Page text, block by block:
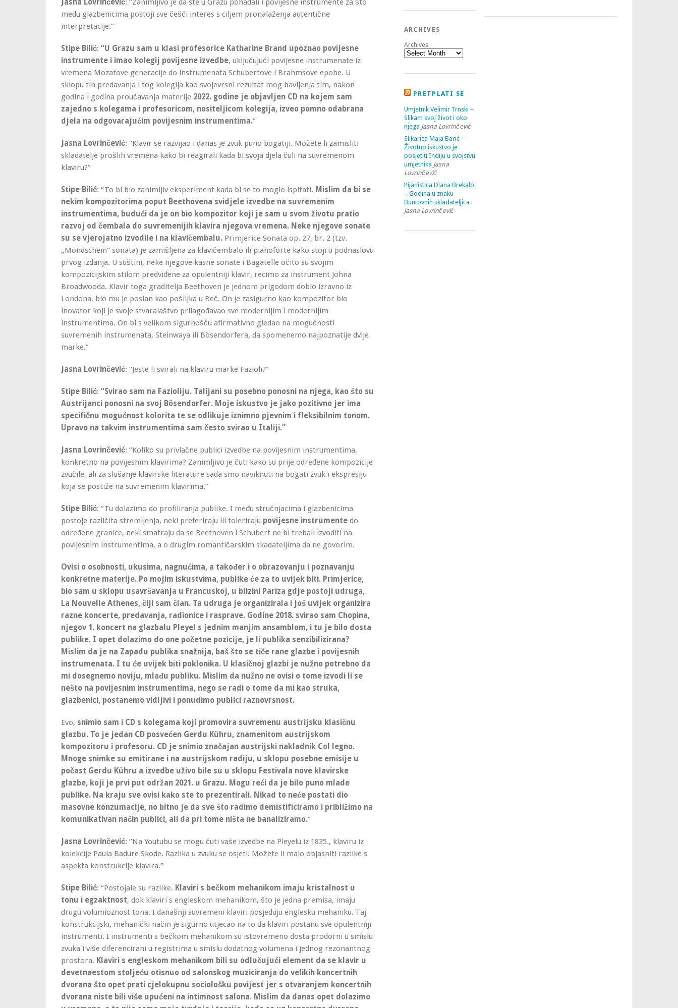
Jasna Lovrinčević: “Zanimljivo je da ste u Grazu pohađali i povijesne instrumente za što
među glazbenicima postoji sve češći interes s ciljem pronalaženja autentične
interpretacije.”
Stipe Bilić: “U Grazu sam u klasi profesorice Katharine Brand upoznao povijesne
instrumente i imao kolegij povijesne izvedbe, uključujući povijesne instrumenate iz
vremena Mozatove generacije do instrumenata Schubertove i Brahmsove epohe. U
sklopu tih predavanja i tog kolegija kao svojevrsni rezultat mog bavljenja tim, nakon
godina i godina proučavanja materije 2022. godine je objavljen CD na kojem sam
zajedno s kolegama i profesoricom, nositeljicom kolegija, izveo pomno odabrana
djela na odgovarajućim povijesnim instrumentima.”
Jasna Lovrinčević: “Klavir se razvijao i danas je zvuk puno bogatiji. Možete li zamisliti
skladatelje prošlih vremena kako bi reagirali kada bi svoja djela čuli na suvremenom
klaviru?”
Stipe Bilić: “To bi bio zanimljiv eksperiment kada bi se to moglo ispitati. Mislim da bi se
nekim kompozitorima poput Beethovena svidjele izvedbe na suvremenim
instrumentima, budući da je on bio kompozitor koji je sam u svom životu pratio
razvoj od čembala do suvremenijih klavira njegova vremena. Neke njegove sonate
su se vjerojatno izvodile i na klavičembalu. Primjerice Sonata op. 27, br. 2 (tzv.
„Mondschein“ sonata) je zamišljena za klavičembalo ili pianoforte kako stoji u podnaslovu
prvog izdanja. U suštini, neke njegove kasne sonate i Bagatelle očito su svojim
kompozicijskim stilom predviđene za opulentniji klavir, recimo za instrument Johna
Broadwooda. Klavir toga graditelja Beethoven je jednom prigodom dobio izravno iz
Londona, bio mu je poslan kao pošiljka u Beč. On je zasigurno kao kompozitor bio
inovator koji je svoje stvaralaštvo prilagođavao sve modernijim i modernijim
instrumentima. On bi s velikom sigurnošću afirmativno gledao na mogućnosti
suvremenih instrumenata, Steinwaya ili Bösendorfera, da spomenemo najpoznatije dvije
marke.”
Jasna Lovrinčević: “Jeste li svirali na klaviru marke Fazioli?”
Stipe Bilić: “Svirao sam na Fazioliju. Talijani su posebno ponosni na njega, kao što su
Austrijanci ponosni na svoj Bösendorfer. Moje iskustvo je jako pozitivno jer ima
specifičnu mogućnost kolorita te se odlikuje iznimno pjevnim i fleksibilnim tonom.
Upravo na takvim instrumentima sam često svirao u Italiji.”
Jasna Lovrinčević: “Koliko su privlačne publici izvedbe na povijesnim instrumentima,
konkretno na povijesnim klavirima? Zanimljivo je čuti kako su prije određene kompozicije
zvučile, ali za slušanje klavirske literature sada smo naviknuti na bogati zvuk i ekspresiju
koja se postiže na suvremenim klavirima.”
Stipe Bilić: “Tu dolazimo do profiliranja publike. I među stručnjacima i glazbenicima
postoje različita stremljenja, neki preferiraju ili toleriraju povijesne instrumente do
određene granice, neki smatraju da se Beethoven i Schubert ne bi trebali izvoditi na
povijesnim instrumentima, a o drugim romantičarskim skadateljima da ne govorim.
Ovisi o osobnosti, ukusima, nagnućima, a također i o obrazovanju i poznavanju
konkretne materije. Po mojim iskustvima, publike će za to uvijek biti. Primjerice,
bio sam u sklopu usavršavanja u Francuskoj, u blizini Pariza gdje postoji udruga,
La Nouvelle Athenes, čiji sam član. Ta udruga je organizirala i još uvijek organizira
razne koncerte, predavanja, radionice i rasprave. Godine 2018. svirao sam Chopina,
njegov 1. koncert na glazbalu Pleyel s jednim manjim ansamblom, i tu je bilo dosta
publike. I opet dolazimo do one početne pozicije, je li publika senzibilizirana?
Mislim da je na Zapadu publika snažnija, baš što se tiče rane glazbe i povijesnih
instrumenata. I tu će uvijek biti poklonika. U klasičnoj glazbi je nužno potrebno da
mi dosegnemo noviju, mlađu publiku. Mislim da nužno ne ovisi o tome izvodi li se
nešto na povijesnim instrumentima, nego se radi o tome da mi kao struka,
glazbenici, postanemo vidljivi i ponudimo publici raznovrsnost.
Evo, snimio sam i CD s kolegama koji promovira suvremenu austrijsku klasičnu
glazbu. To je jedan CD posvećen Gerdu Kühru, znamenitom austrijskom
kompozitoru i profesoru. CD je snimio značajan austrijski nakladnik Col legno.
Mnoge snimke su emitirane i na austrijskom radiju, u sklopu posebne emisije u
počast Gerdu Kühru a izvedbe uživo bile su u sklopu Festivala nove klavirske
glazbe, koji je prvi put održan 2021. u Grazu. Mogu reći da je bilo puno mlade
publike. Na kraju sve ovisi kako ste to prezentirali. Nikad to neće postati dio
masovne konzumacije, no bitno je da sve što radimo demistificiramo i približimo na
komunikativan način publici, ali da pri tome ništa ne banaliziramo.”
Jasna Lovrinčević: “Na Youtubu se mogu čuti vaše izvedbe na Pleyelu iz 1835., klaviru iz
kolekcije Paula Badure Skode. Razlika u zvuku se osjeti. Možete li malo objasniti razlike s
aspekta konstrukcije klavira.”
Stipe Bilić: “Postojale su razlike. Klaviri s bečkom mehanikom imaju kristalnost u
tonu i egzaktnost, dok klaviri s engleskom mehanikom, što je jedna premisa, imaju
drugu volumioznost tona. I današnji suvremeni klaviri posjeduju englesku mehaniku. Taj
konstrukcijski, mehanički način je sigurno utjecao na to da klaviri postanu sve opulentniji
instrumenti. I instrumenti s bečkom mehanikom su istovremeno dosta prodorni u smislu
zvuka i više diferencirani u registrima u smislu dodatnog volumena i jednog rezonantnog
prostora. Klaviri s engleskom mehanikom bili su odlučujući element da se klavir u
devetnaestom stoljeću otisnuo od salonskog muziciranja do velikih koncertnih
dvorana što opet prati cjelokupnu sociološku povijest jer s otvaranjem koncertnih
dvorana niste bili više upućeni na intimnost salona. Mislim da danas opet dolazimo
ARCHIVES
Archives
PRETPLATI SE
Umjetnik Velimir Trnski –
Slikam svoj život i oko
njega Jasna Lovrinčević
Slikarica Maja Barić –
Životno iskustvo je
posjetiti Indiju u svojstvu
umjetnika Jasna
Lovrinčević
Pijanistica Diana Brekalo
– Godina u znaku
Buntovnih skladateljica
Jasna Lovrinčević